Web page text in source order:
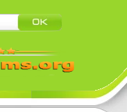
нажмите на